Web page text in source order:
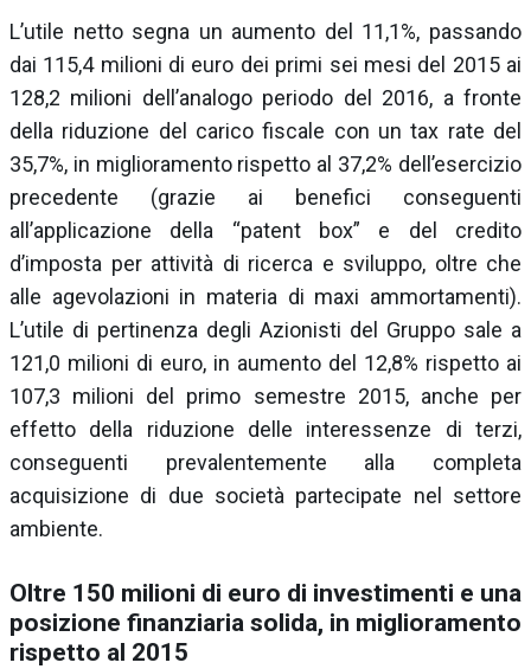
L’utile netto segna un aumento del 11,1%, passando
dai 115,4 milioni di euro dei primi sei mesi del 2015 ai
128,2 milioni dell’analogo periodo del 2016, a fronte
della riduzione del carico fiscale con un tax rate del
35,7%, in miglioramento rispetto al 37,2% dell’esercizio
precedente (grazie ai benefici conseguenti
all’applicazione della “patent box” e del credito
d’imposta per attività di ricerca e sviluppo, oltre che
alle agevolazioni in materia di maxi ammortamenti).
L’utile di pertinenza degli Azionisti del Gruppo sale a
121,0 milioni di euro, in aumento del 12,8% rispetto ai
107,3 milioni del primo semestre 2015, anche per
effetto della riduzione delle interessenze di terzi,
conseguenti prevalentemente alla completa
acquisizione di due società partecipate nel settore
ambiente.
Oltre 150 milioni di euro di investimenti e una
posizione finanziaria solida, in miglioramento
rispetto al 2015